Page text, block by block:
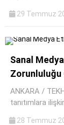
29 Temmuz
Sanal
Zorunluluğu
ANKARA /
tanıtımlara
28 Temmuz